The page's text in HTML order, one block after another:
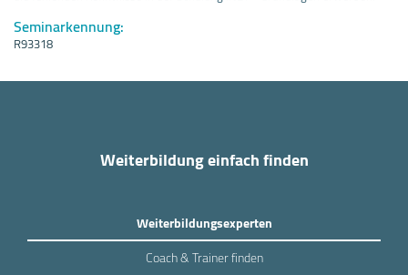
Seminarkennung:
R93318
Weiterbildung einfach finden
Weiterbildungsexperten
Coach & Trainer finden